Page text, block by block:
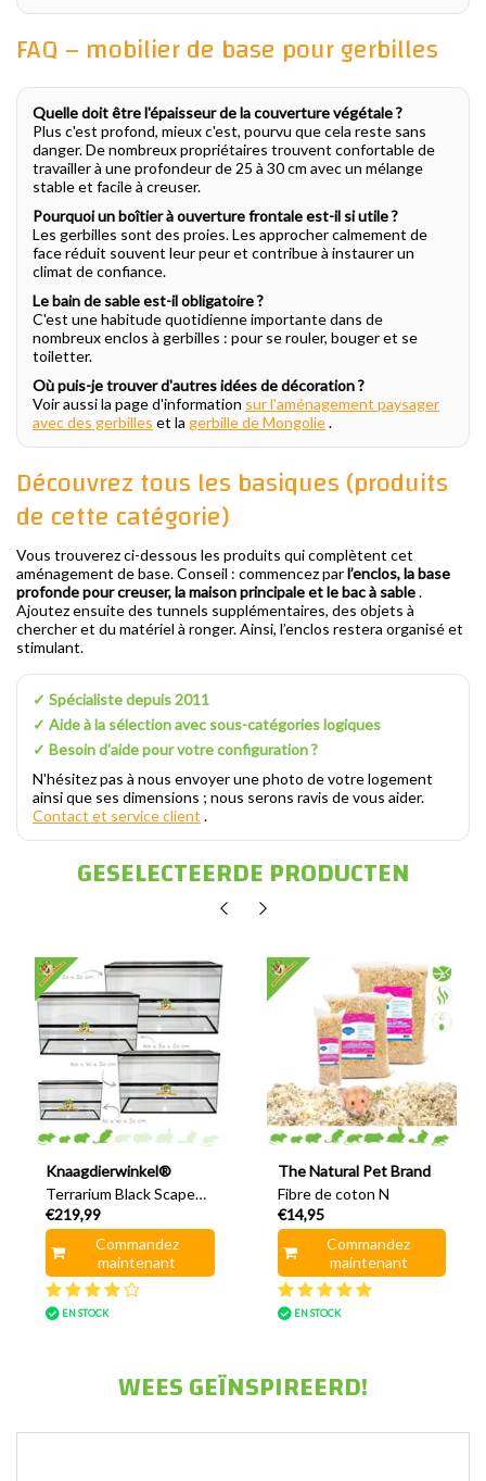
FAQ – mobilier de base pour gerbilles
Quelle doit être l'épaisseur de la couverture végétale ?
Plus c'est profond, mieux c'est, pourvu que cela reste sans
danger. De nombreux propriétaires trouvent confortable de
travailler à une profondeur de 25 à 30 cm avec un mélange
stable et facile à creuser.
Pourquoi un boîtier à ouverture frontale est-il si utile ?
Les gerbilles sont des proies. Les approcher calmement de
face réduit souvent leur peur et contribue à instaurer un
climat de confiance.
Le bain de sable est-il obligatoire ?
C'est une habitude quotidienne importante dans de
nombreux enclos à gerbilles : pour se rouler, bouger et se
toiletter.
Où puis-je trouver d'autres idées de décoration ?
Voir aussi la page d'information sur l'aménagement paysager
avec des gerbilles et la gerbille de Mongolie.
Découvrez tous les basiques (produits
de cette catégorie)
Vous trouverez ci-dessous les produits qui complètent cet
aménagement de base. Conseil : commencez parl’enclos, la base
profonde pour creuser, la maison principale et le bac à sable.
Ajoutez ensuite des tunnels supplémentaires, des objets à
chercher et du matériel à ronger. Ainsi, l’enclos restera organisé et
stimulant.
✓ Spécialiste depuis 2011
✓ Aide à la sélection avec sous-catégories logiques
✓ Besoin d'aide pour votre configuration ?
N'hésitez pas à nous envoyer une photo de votre logement
ainsi que ses dimensions ; nous serons ravis de vous aider.
Contact et service client .
GESELECTEERDE PRODUCTEN
Knaagdierwinkel®
Terrarium Black Scape
avec porte coulissante,
double grille et rebord
haut
€219,99
Commandez
maintenant
EN STOCK
The Natural Pet Brand
Fibre de coton N
€14,95
Commandez
maintenant
EN STOCK
WEES GEÏNSPIREERD!